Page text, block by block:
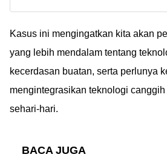
saldo? Simak daftar
kode transfer DANA
paling lengkap semua
2024.
Kasus ini mengingatkan kita akan
yang lebih mendalam tentang
kecerdasan buatan, serta perlunya
mengintegrasikan teknologi
sehari-hari.
BACA JUGA